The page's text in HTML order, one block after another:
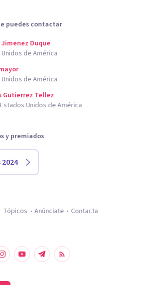
puedes contactar
Duque
de América
de América
Gutierrez Tellez
Unidos de América
y premiados
Tópicos Anúnciate Contacta